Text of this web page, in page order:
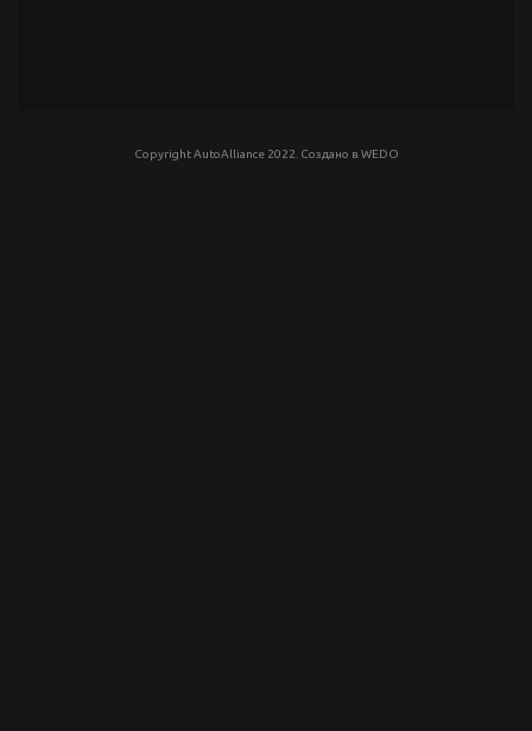
Copyright AutoAlliance 2022. Создано вWEDO